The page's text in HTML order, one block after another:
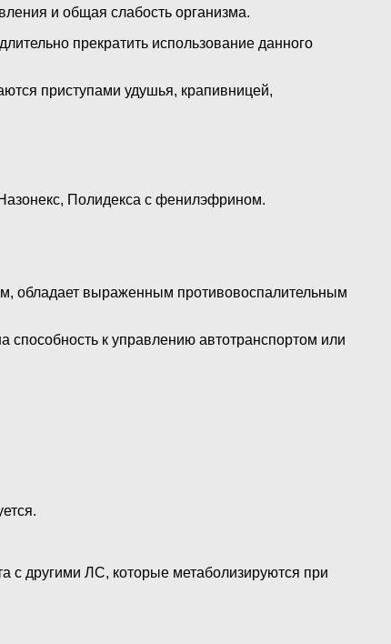
и общая слабость организма.
прекратить использование данного
приступами удушья, крапивницей,
Полидекса с фенилэфрином.
обладает выраженным противовоспалительным
к управлению автотранспортом или
с другими ЛС, которые метаболизируются при